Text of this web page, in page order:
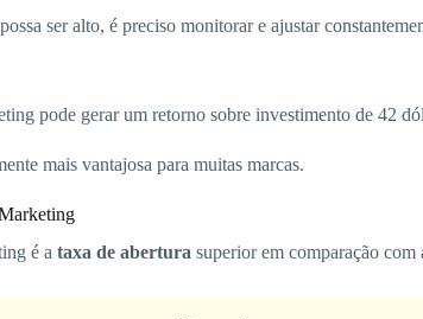
ser alto, é preciso monitorar e ajustar
pode gerar um retorno sobre investimento de 42
mais vantajosa para muitas marcas.
é a taxa de abertura superior em comparação com